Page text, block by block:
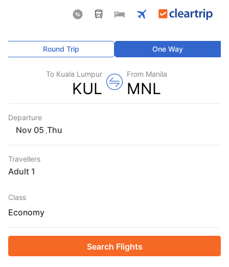
One Way
Round Trip
From Manila
MNL
To Kuala Lumpur
KUL
Departure
Thu
Travellers
1 Adult
Class
Economy